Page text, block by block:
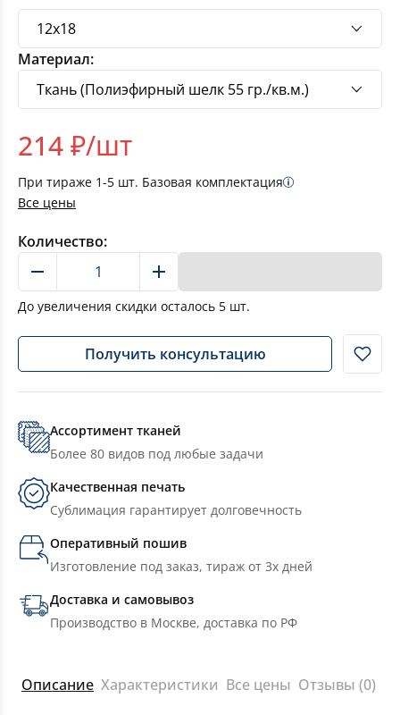
Материал:
214₽/шт
При тираже 1-5 шт. Базовая комплектация
Все цены
Количество:
До увеличения скидки осталось 5 шт.
Получить консультацию
Ассортимент тканей
Более 80 видов под любые задачи
Качественная печать
Сублимация гарантирует долговечность
Оперативный пошив
Изготовление под заказ, тираж от 3х дней
Доставка и самовывоз
Производство в Москве, доставка по РФ
Описание Характеристики Все цены Отзывы (0)